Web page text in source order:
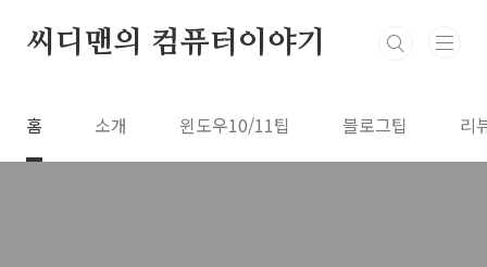
씨디맨의 컴퓨터이야기
홈 소개 윈도우10/11팁 블로그팁 리